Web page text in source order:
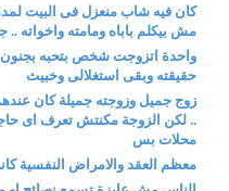
كان فيه شاب منعزل فى البيت
مش بيكلم باباه ومامته واخواته
واحدة اتزوجت شخص بتحبه
حقيقته وبقى استغلالى وخبيث
.. لكن الزوجة مكنتش تعرف اى
محلات بس
معظم العقد والامراض النفسية